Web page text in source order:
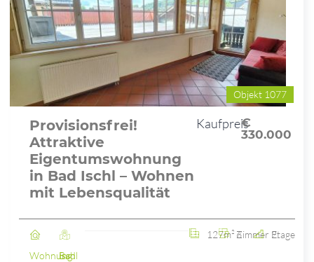
Objekt 1077
Provisionsfrei!
Attraktive
Eigentumswohnung
in Bad Ischl – Wohnen
mit Lebensqualität
Kaufpreis
€
330.000
Wohnung
Bad Ischl
127m² 6 Zimmer 2. Etage